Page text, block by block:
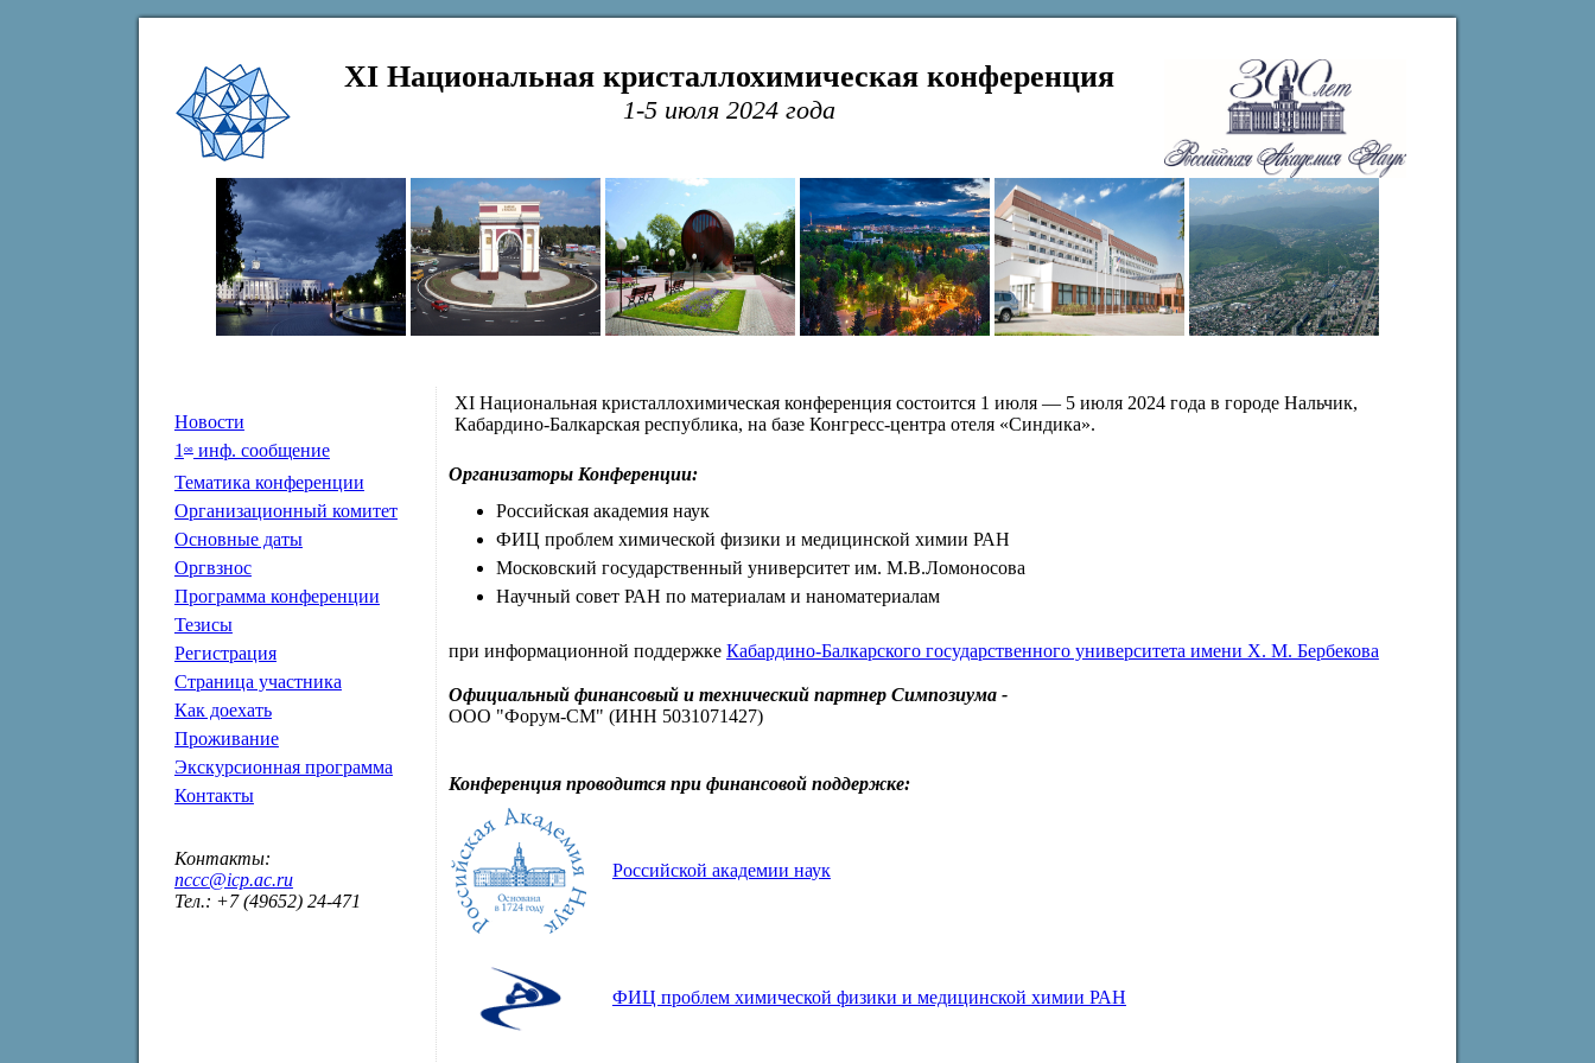
XI Национальная кристаллохимическая конференция
1-5 июля 2024 года
Новости
1 оеинф. сообщение
Тематика конференции
Организационный комитет
Основные даты
Оргвзнос
Программа конференции
Тезисы
Регистрация
Страница участника
Как доехать
Проживание
Экскурсионная программа
Контакты
Контакты:
nccc@icp.ac.ru
Тел.: +7 (49652) 24-471
XI Национальная кристаллохимическая конференция состоится 1 июля — 5 июля 2024 года в городе Нальчик,
Кабардино-Балкарская республика, на базе Конгресс-центра отеля «Синдика».
Организаторы Конференции:
Российская академия наук
ФИЦ проблем химической физики и медицинской химии РАН
Московский государственный университет им. М.В.Ломоносова
Научный совет РАН по материалам и наноматериалам
при информационной поддержке Кабардино-Балкарского государственного университета имени Х. М. Бербекова
Официальный финансовый и технический партнер Симпозиума -
ООО "Форум-СМ" (ИНН 5031071427)
Конференция проводится при финансовой поддержке:
Российской академии наук
ФИЦ проблем химической физики и медицинской химии РАН